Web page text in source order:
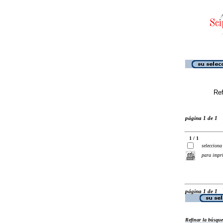
página 1 de 1
1 / 1
selecciona
para
página 1 de 1
Refinar la